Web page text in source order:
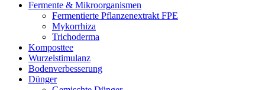
Fermente & Mikroorganismen
Fermentierte Pflanzenextrakt FPE
Mykorrhiza
Trichoderma
Komposttee
Wurzelstimulanz
Bodenverbesserung
Dünger